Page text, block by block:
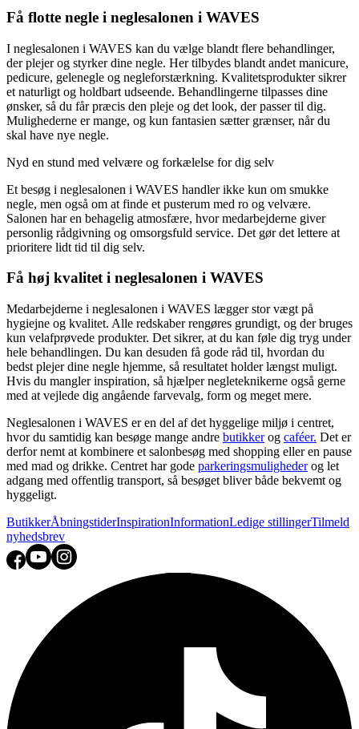
Få flotte negle i neglesalonen i WAVES
I neglesalonen i WAVES kan du vælge blandt flere behandlinger,
der plejer og styrker dine negle. Her tilbydes blandt andet manicure,
pedicure, gelenegle og negleforstærkning. Kvalitetsprodukter sikrer
et naturligt og holdbart udseende. Behandlingerne tilpasses dine
ønsker, så du får præcis den pleje og det look, der passer til dig.
Mulighederne er mange, og kun fantasien sætter grænser, når du
skal have nye negle.
Nyd en stund med velvære og forkælelse for dig selv
Et besøg i neglesalonen i WAVES handler ikke kun om smukke
negle, men også om at finde et pusterum med ro og velvære.
Salonen har en behagelig atmosfære, hvor medarbejderne giver
personlig rådgivning og omsorgsfuld service. Det gør det lettere at
prioritere lidt tid til dig selv.
Få høj kvalitet i neglesalonen i WAVES
Medarbejderne i neglesalonen i WAVES lægger stor vægt på
hygiejne og kvalitet. Alle redskaber rengøres grundigt, og der bruges
kun velafprøvede produkter. Det sikrer, at du kan føle dig tryg under
hele behandlingen. Du kan desuden få gode råd til, hvordan du
bedst plejer dine negle hjemme, så resultatet holder længst muligt.
Hvis du mangler inspiration, så hjælper negleteknikerne også gerne
med at vejlede dig angående farvevalg, form og meget mere.
Neglesalonen i WAVES er en del af det hyggelige miljø i centret,
hvor du samtidig kan besøge mange andre butikkerog caféer. Det er
derfor nemt at kombinere et salonbesøg med shopping eller en pause
med mad og drikke. Centret har gode parkeringsmulighederog let
adgang med offentlig transport, så besøget bliver både bekvemt og
hyggeligt.
ButikkerÅbningstiderInspirationInformationLedige stillingerTilmeld
nyhedsbrev